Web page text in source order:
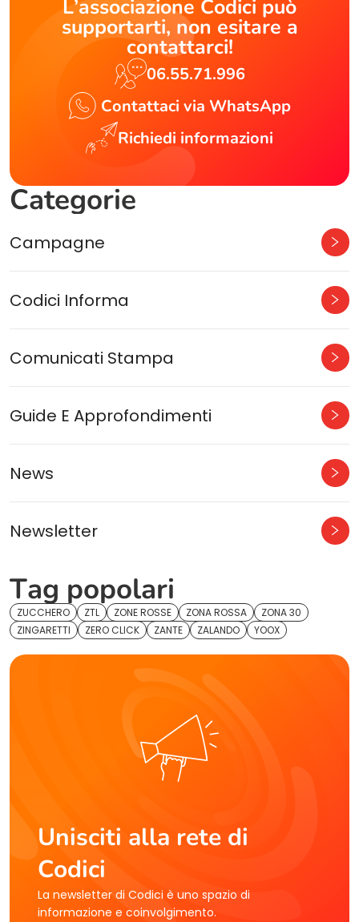
L’associazione Codici può
supportarti, non esitare a
contattarci!
06.55.71.996
Contattaci via WhatsApp
Richiedi informazioni
Categorie
Campagne
Codici Informa
Comunicati Stampa
Guide E Approfondimenti
News
Newsletter
Tag popolari
ZUCCHERO ZTL ZONE ROSSE ZONA ROSSA
ZONA 30
ZINGARETTI
ZERO CLICK ZANTE ZALANDO YOOX
Unisciti alla rete di
Codici
La newsletter di Codici è uno spazio di
informazione e coinvolgimento.